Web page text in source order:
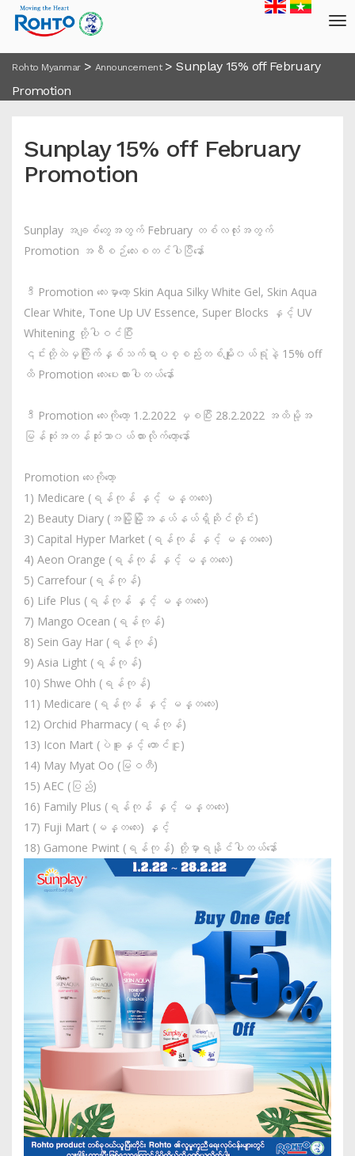
Rohto Myanmar> Announcement>Sunplay 15% off February
Promotion
Sunplay 15% off February
Promotion
Sunplay အချစ်တွေအတွက် February တစ်လလုံးအတွက်
Promotion အစီစဉ်လေးစတင်ပါပြီနော်
ဒီ Promotion လေးမှာတော့ Skin Aqua Silky White Gel, Skin Aqua
Clear White, Tone Up UV Essence, Super Blocks နှင့် UV
Whitening တို့ပါဝင်ပြီး
၎င်းတို့ထဲမှကြိုက်နှစ်သက်ရာပစ္စည်းတစ်မျိုး၀ယ်ရုံနဲ့ 15% off
ထိ Promotion လေးပေးထားပါတယ်နော်
ဒီ Promotion လေးကိုတော့ 1.2.2022 မှစပြီး 28.2.2022 အထိမို့အ
မြန်ဆုံးအတန်ဆုံးသာ၀ယ်ထားလိုက်တော့နော်
Promotion လေးကိုတော့
1) Medicare (ရန်ကုန် နှင့် မန္တလေး)
2) Beauty Diary (အမြို့မြို့အနယ်နယ်ရှိဆိုင်တိုင်း)
3) Capital Hyper Market (ရန်ကုန် နှင့် မန္တလေး)
4) Aeon Orange (ရန်ကုန် နှင့် မန္တလေး)
5) Carrefour (ရန်ကုန်)
6) Life Plus (ရန်ကုန် နှင့် မန္တလေး)
7) Mango Ocean (ရန်ကုန်)
8) Sein Gay Har (ရန်ကုန်)
9) Asia Light (ရန်ကုန်)
10) Shwe Ohh (ရန်ကုန်)
11) Medicare (ရန်ကုန် နှင့် မန္တလေး)
12) Orchid Pharmacy (ရန်ကုန်)
13) Icon Mart (ပဲခူးနှင့် တောင်ငူ)
14) May Myat Oo (မြဝတီ)
15) AEC (ပြည်)
16) Family Plus (ရန်ကုန် နှင့် မန္တလေး)
17) Fuji Mart (မန္တလေး) နှင့်
18) Gamone Pwint (ရန်ကုန်) တို့မှာရနိုင်ပါတယ်နော်